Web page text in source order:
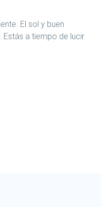
El sol y buen
Estás a tiempo de lucir